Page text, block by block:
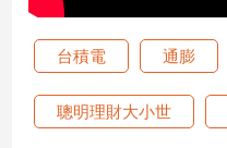
美
食
星
座/
命
台積電 通膨
聰明理財大小世